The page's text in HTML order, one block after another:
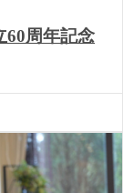
60周年記念